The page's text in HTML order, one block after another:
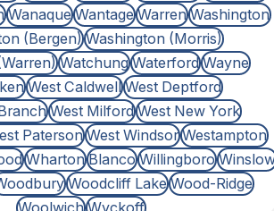
Wanaque Wantage Warren Washington
(Bergen) Washington (Morris)
Watchung Waterford Wayne
West Caldwell West Deptford
West Milford West New York
Paterson West Windsor Westampton
Wharton Blanco Willingboro
Woodcliff Lake Wood-Ridge
Woolwich Wyckoff